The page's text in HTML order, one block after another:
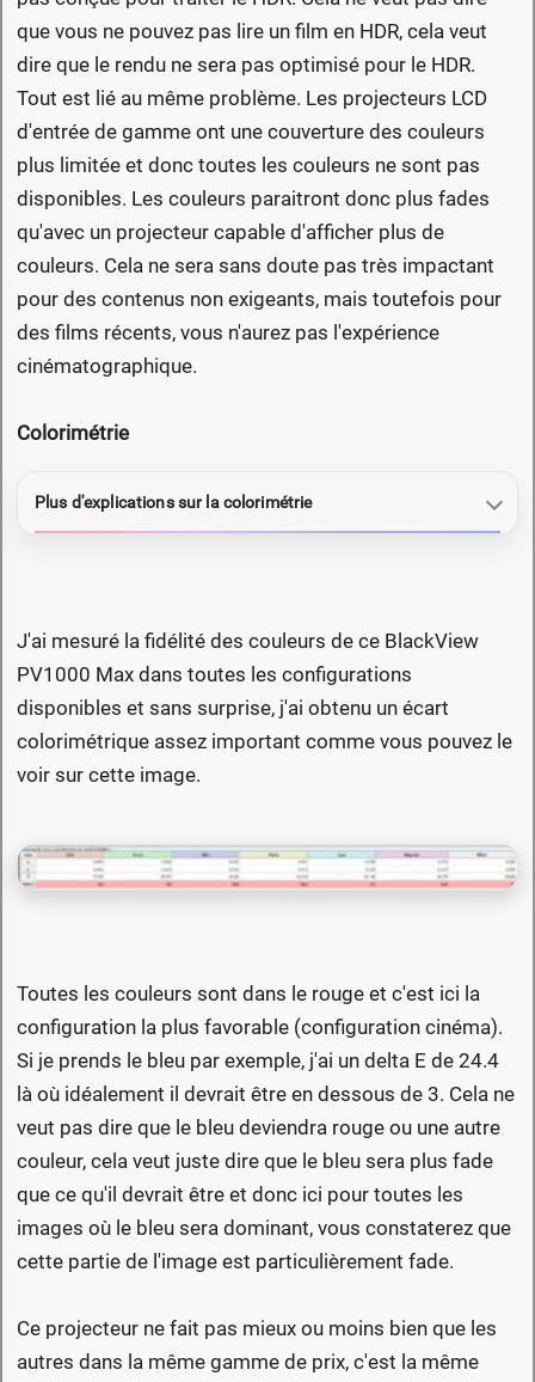
que vous ne pouvez pas lire un film en HDR, cela veut
dire que le rendu ne sera pas optimisé pour le HDR.
Tout est lié au même problème. Les projecteurs LCD
d'entrée de gamme ont une couverture des couleurs
plus limitée et donc toutes les couleurs ne sont pas
disponibles. Les couleurs paraitront donc plus fades
qu'avec un projecteur capable d'afficher plus de
couleurs. Cela ne sera sans doute pas très impactant
pour des contenus non exigeants, mais toutefois pour
des films récents, vous n'aurez pas l'expérience
cinématographique.
Colorimétrie
Plus d'explications sur la colorimétrie
J'ai mesuré la fidélité des couleurs de ce BlackView
PV1000 Max dans toutes les configurations
disponibles et sans surprise, j'ai obtenu un écart
colorimétrique assez important comme vous pouvez le
voir sur cette image.
Toutes les couleurs sont dans le rouge et c'est ici la
configuration la plus favorable (configuration cinéma).
Si je prends le bleu par exemple, j'ai un delta E de 24.4
là où idéalement il devrait être en dessous de 3. Cela ne
veut pas dire que le bleu deviendra rouge ou une autre
couleur, cela veut juste dire que le bleu sera plus fade
que ce qu'il devrait être et donc ici pour toutes les
images où le bleu sera dominant, vous constaterez que
cette partie de l'image est particulièrement fade.
Ce projecteur ne fait pas mieux ou moins bien que les
autres dans la même gamme de prix, c'est la même